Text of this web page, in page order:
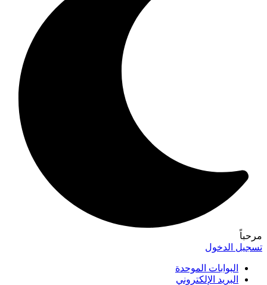
مرحباً
تسجيل الدخول
البوابات الموحدة
البريد الإلكتروني